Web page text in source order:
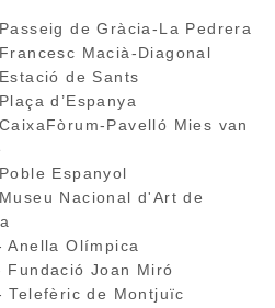
de Gràcia-La Pedrera
Macià-Diagonal
de Sants
d’Espanya
Pavelló Mies van
Espanyol
Nacional d'Art de
Anella Olímpica
Fundació Joan Miró
Telefèric de Montjuïc